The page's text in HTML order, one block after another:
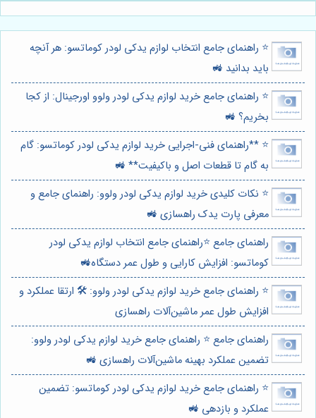
⭐️ راهنمای جامع انتخاب لوازم یدکی لودر کوماتسو: هر آنچه
باید بدانید 🚜
⭐️ راهنمای جامع خرید لوازم یدکی لودر ولوو اورجینال: از کجا
بخریم؟ 🚜
⭐️ **راهنمای فنی-اجرایی خرید لوازم یدکی لودر کوماتسو: گام
به گام تا قطعات اصل و باکیفیت** 🚜
⭐️ نکات کلیدی خرید لوازم یدکی لودر ولوو: راهنمای جامع و
معرفی پارت یدک راهسازی 🚜
راهنمای جامع ⭐️راهنمای جامع انتخاب لوازم یدکی لودر
کوماتسو: افزایش کارایی و طول عمر دستگاه🚜
⭐️ راهنمای جامع خرید لوازم یدکی لودر ولوو: 🛠️ ارتقا عملکرد و
افزایش طول عمر ماشین‌آلات راهسازی
راهنمای جامع ⭐️ راهنمای جامع خرید لوازم یدکی لودر ولوو:
تضمین عملکرد بهینه ماشین‌آلات راهسازی 🚜
⭐️ راهنمای جامع خرید لوازم یدکی لودر کوماتسو: تضمین
عملکرد و بازدهی 🚜